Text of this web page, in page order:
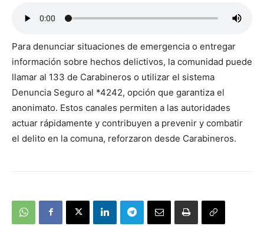
Para denunciar situaciones de emergencia o entregar
información sobre hechos delictivos, la comunidad puede
llamar al 133 de Carabineros o utilizar el sistema
Denuncia Seguro al *4242, opción que garantiza el
anonimato. Estos canales permiten a las autoridades
actuar rápidamente y contribuyen a prevenir y combatir
el delito en la comuna, reforzaron desde Carabineros.